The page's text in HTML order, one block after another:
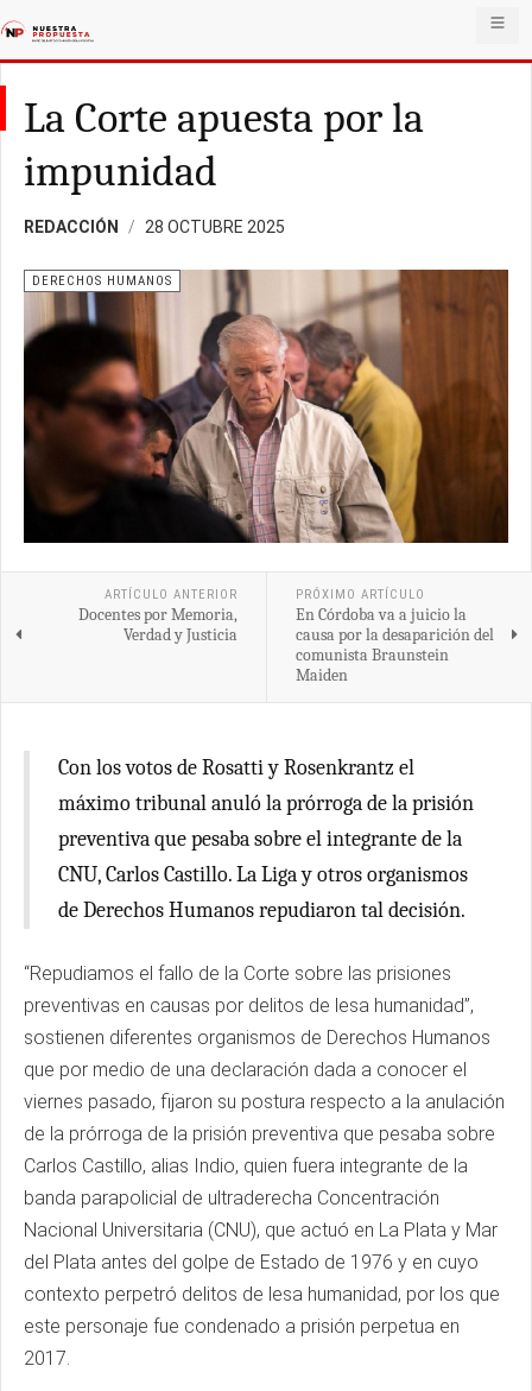
La Corte apuesta por la
impunidad
REDACCIÓN 28 OCTUBRE 2025
DERECHOS HUMANOS
ARTÍCULO ANTERIOR
Docentes por Memoria,
Verdad y Justicia
PRÓXIMO ARTÍCULO
En Córdoba va a juicio la
causa por la desaparición del
comunista Braunstein
Maiden
Con los votos de Rosatti y Rosenkrantz el
máximo tribunal anuló la prórroga de la prisión
preventiva que pesaba sobre el integrante de la
CNU, Carlos Castillo. La Liga y otros organismos
de Derechos Humanos repudiaron tal decisión.
“Repudiamos el fallo de la Corte sobre las prisiones
preventivas en causas por delitos de lesa humanidad”,
sostienen diferentes organismos de Derechos Humanos
que por medio de una declaración dada a conocer el
viernes pasado, fijaron su postura respecto a la anulación
de la prórroga de la prisión preventiva que pesaba sobre
Carlos Castillo, alias Indio, quien fuera integrante de la
banda parapolicial de ultraderecha Concentración
Nacional Universitaria (CNU), que actuó en La Plata y Mar
del Plata antes del golpe de Estado de 1976 y en cuyo
contexto perpetró delitos de lesa humanidad, por los que
este personaje fue condenado a prisión perpetua en
2017.